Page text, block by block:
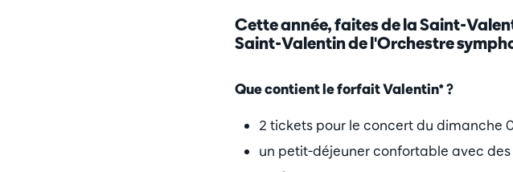
Cette année, faites de la Saint-
Saint-Valentin de l'Orchestre
Que contient le forfait Valentin* ?
2 tickets pour le concert du dimanche
un petit-déjeuner confortable avec